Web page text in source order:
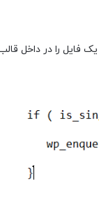
فایل را در داخل